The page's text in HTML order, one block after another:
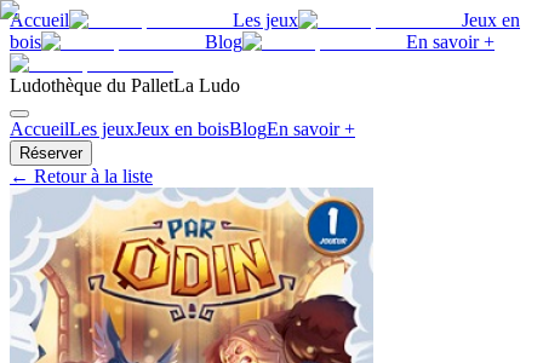
Accueil Les jeux
Jeux en
bois
Blog En savoir +
Ludothèque du PalletLa Ludo
AccueilLes jeuxJeux en boisBlogEn savoir +
Réserver
← Retour à la liste